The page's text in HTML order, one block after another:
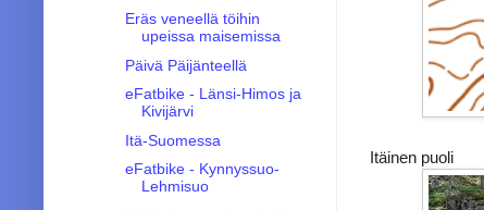
Itäinen puoli
Eräs veneellä töihin
upeissa maisemissa
Päivä Päijänteellä
eFatbike - Länsi-Himos ja
Kivijärvi
Itä-Suomessa
eFatbike - Kynnyssuo-
Lehmisuo